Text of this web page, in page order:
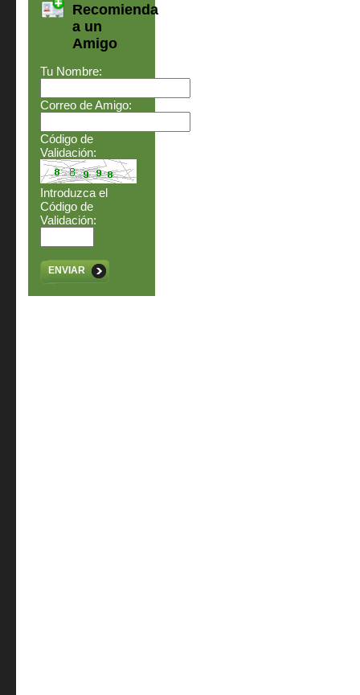
Recomienda
a un
Amigo
Tu Nombre:
Correo de Amigo:
Código de
Validación:
Introduzca el
Código de
Validación:
ENVIAR